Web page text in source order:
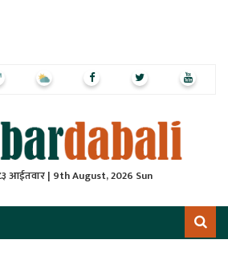
आईतवार | 9th August, 2026 Sun